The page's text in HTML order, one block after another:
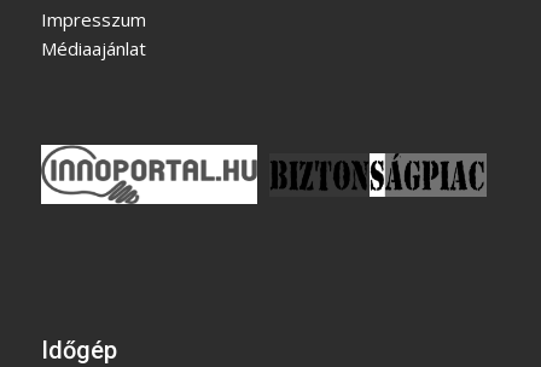
Impresszum
Médiaajánlat
Időgép